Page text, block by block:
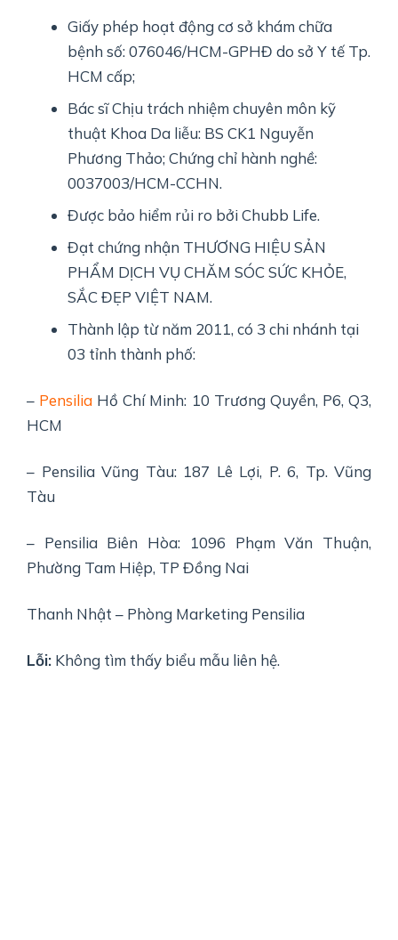
Giấy phép hoạt động cơ sở khám chữa
bệnh số: 076046/HCM-GPHĐ do sở Y tế Tp.
HCM cấp;
Bác sĩ Chịu trách nhiệm chuyên môn kỹ
thuật Khoa Da liễu: BS CK1 Nguyễn
Phương Thảo; Chứng chỉ hành nghề:
0037003/HCM-CCHN.
Được bảo hiểm rủi ro bởi Chubb Life.
Đạt chứng nhận THƯƠNG HIỆU SẢN
PHẨM DỊCH VỤ CHĂM SÓC SỨC KHỎE,
SẮC ĐẸP VIỆT NAM.
Thành lập từ năm 2011, có 3 chi nhánh tại
03 tỉnh thành phố:
– Pensilia Hồ Chí Minh: 10 Trương Quyền, P6, Q3,
HCM
– Pensilia Vũng Tàu: 187 Lê Lợi, P. 6, Tp. Vũng
Tàu
– Pensilia Biên Hòa: 1096 Phạm Văn Thuận,
Phường Tam Hiệp, TP Đồng Nai
Thanh Nhật – Phòng Marketing Pensilia
Lỗi: Không tìm thấy biểu mẫu liên hệ.